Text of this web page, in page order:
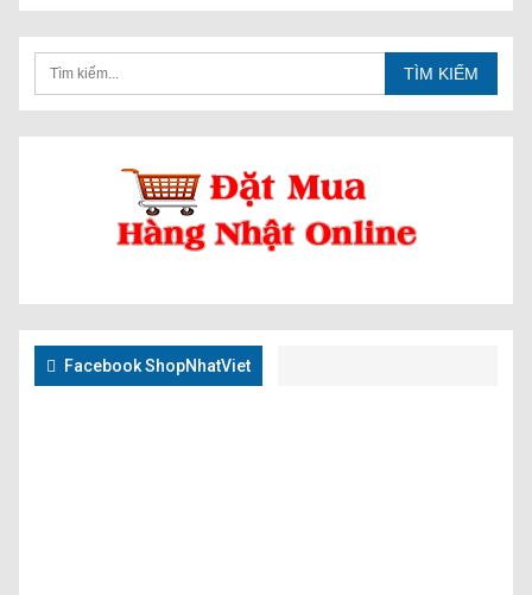
Facebook ShopNhatViet